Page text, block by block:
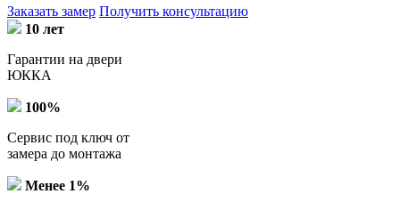
Заказать замер Получить консультацию
10 лет
Гарантии на двери
ЮККА
100%
Сервис под ключ от
замера до монтажа
Менее 1%